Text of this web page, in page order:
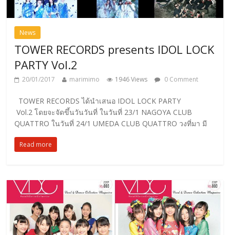
News
TOWER RECORDS presents IDOL LOCK
PARTY Vol.2
20/01/2017 marimimo 1946 Views 0 Comment
TOWER RECORDS ได้นำเสนอ IDOL LOCK PARTY
Vol.2 โดยจะจัดขึ้นวันวันที่ ในวันที่ 23/1 NAGOYA CLUB
QUATTRO ในวันที่ 24/1 UMEDA CLUB QUATTRO วงที่มา มี
Read more